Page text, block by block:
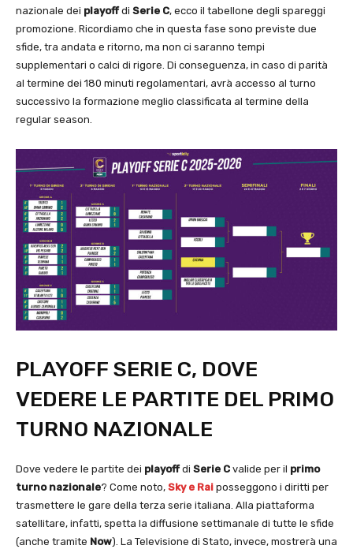
nazionale dei playoffdi Serie C, ecco il tabellone degli spareggi
promozione. Ricordiamo che in questa fase sono previste due
sfide, tra andata e ritorno, ma non ci saranno tempi
supplementari o calci di rigore. Di conseguenza, in caso di parità
al termine dei 180 minuti regolamentari, avrà accesso al turno
successivo la formazione meglio classificata al termine della
regular season.
PLAYOFF SERIE C, DOVE
VEDERE LE PARTITE DEL PRIMO
TURNO NAZIONALE
Dove vedere le partite dei playoffdi Serie C valide per il primo
turno nazionale? Come noto, Sky e Rai posseggono i diritti per
trasmettere le gare della terza serie italiana. Alla piattaforma
satellitare, infatti, spetta la diffusione settimanale di tutte le sfide
(anche tramite Now). La Televisione di Stato, invece, mostrerà una